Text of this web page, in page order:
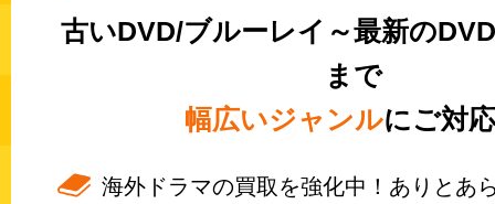
古いDVD/ブルーレイ～最新の
まで
幅広いジャンルにご対
海外ドラマの買取を強化中！ありとあ